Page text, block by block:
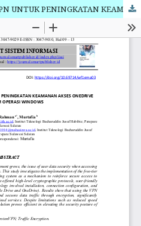
IMPLEMENTASI PROTONVPN UNTUK PENINGKATAN KEAMANAN AKSES ONEDRIVE PADA SISTEM OPERASI WINDOWS